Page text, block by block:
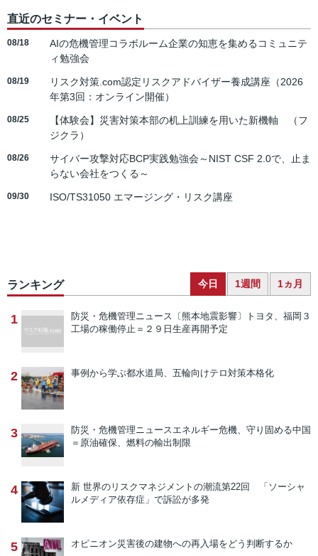
直近のセミナー・イベント
08/18
AIの危機管理コラボルーム企業の知恵を集めるコミュニテ
ィ勉強会
08/19
リスク対策.com認定リスクアドバイザー養成講座（2026
年第3回：オンライン開催）
08/25
【体験会】災害対策本部の机上訓練を用いた新機軸 （フ
ジクラ）
08/26
サイバー攻撃対応BCP実践勉強会～NIST CSF 2.0で、止ま
らない会社をつくる～
09/30 ISO/TS31050 エマージング・リスク講座
ランキング 今日 1週間 1ヵ月
1 防災・危機管理ニュース 〔熊本地震影響〕トヨタ、福岡３
工場の稼働停止＝２９日生産再開予定
2 事例から学ぶ都水道局、五輪向けテロ対策本格化
3 防災・危機管理ニュースエネルギー危機、守り固める中国
＝原油確保、燃料の輸出制限
4 新 世界のリスクマネジメントの潮流第22回 「ソーシャ
ルメディア依存症」で訴訟が多発
5 オピニオン災害後の建物への再入場をどう判断するか